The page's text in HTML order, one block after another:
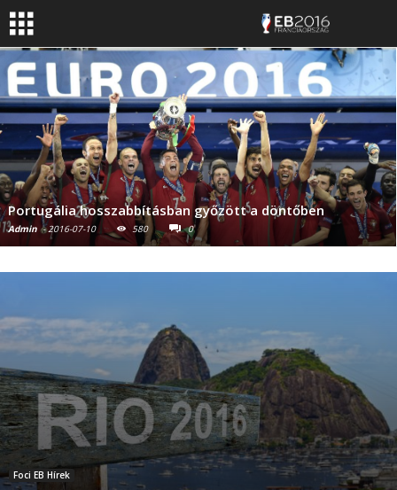
Portugália hosszabbításban győzött a döntőben
Admin - 2016-07-10 580 0
Foci EB Hírek